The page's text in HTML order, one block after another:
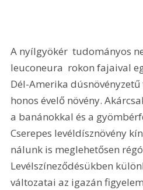
A nyílgyökér  tudományos
leuconeura  rokon fajaival
Dél-Amerika
honos évelő növény.
a banánokkal és a
Cserepes levéldísznövény
nálunk is meglehetősen
Levélszíneződésükben
változatai az igazán